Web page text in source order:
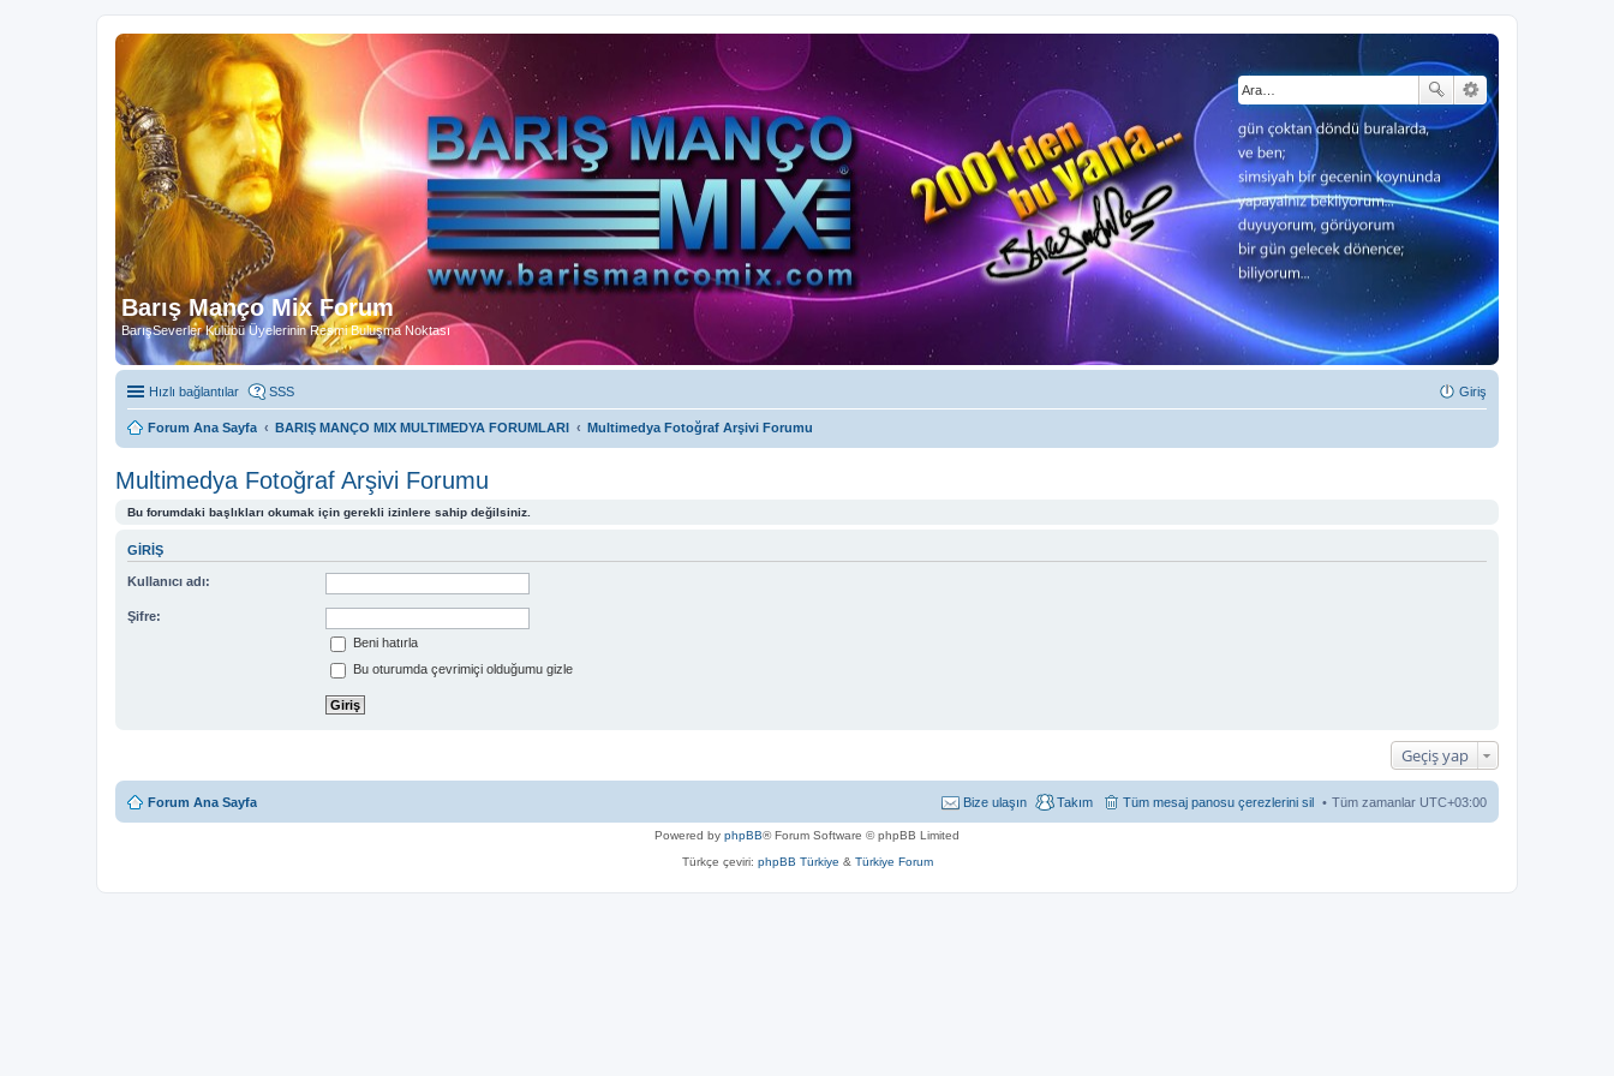
Barış Manço Mix Forum
BarışSeverler Kulübü Üyelerinin Resmi Buluşma Noktası
Hızlı bağlantılar SSS Giriş
Forum Ana Sayfa BARIŞ MANÇO MIX MULTIMEDYA FORUMLARI Multimedya Fotoğraf Arşivi Forumu
Multimedya Fotoğraf Arşivi Forumu
Bu forumdaki başlıkları okumak için gerekli izinlere sahip değilsiniz.
GIRIŞ
Kullanıcı adı:
Şifre:
Beni hatırla
Bu oturumda çevrimiçi olduğumu gizle
Geçiş yap
Forum Ana Sayfa Tüm zamanlar UTC+03:00
Tüm mesaj panosu çerezlerini sil
Takım
Bize ulaşın
Powered by phpBB® Forum Software © phpBB Limited
Türkçe çeviri: phpBB Türkiye & Türkiye Forum